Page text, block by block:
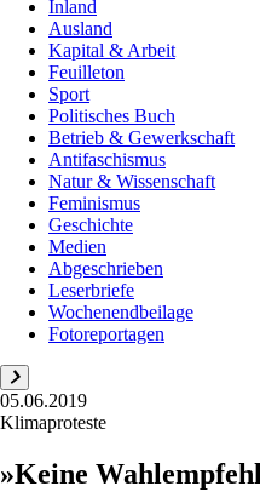
Inland
Ausland
Kapital & Arbeit
Feuilleton
Sport
Politisches Buch
Betrieb & Gewerkschaft
Antifaschismus
Natur & Wissenschaft
Feminismus
Geschichte
Medien
Abgeschrieben
Leserbriefe
Wochenendbeilage
Fotoreportagen
05.06.2019
Klimaproteste
»Keine